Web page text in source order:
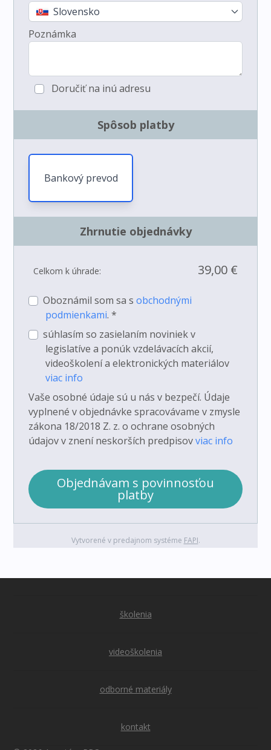
Slovensko
Poznámka
Doručiť na inú adresu
Spôsob platby
Bankový prevod
Zhrnutie objednávky
Celkom k úhrade: 39,00 €
Oboznámil som sa sobchodnými
podmienkami. *
súhlasím so zasielaním noviniek v
legislatíve a ponúk vzdelávacích akcií,
videoškolení a elektronických materiálov
viac info
Vaše osobné údaje sú u nás v bezpečí. Údaje
vyplnené v objednávke spracovávame v zmysle
zákona 18/2018 Z. z. o ochrane osobných
údajov v znení neskorších predpisovviac info
Objednávam s povinnosťou
platby
Vytvorené v predajnom systéme FAPI.
školenia
videoškolenia
odborné materiály
kontakt